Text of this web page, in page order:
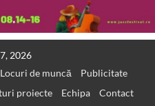
2026
Locuri de muncă
Publicitate
proiecte Echipa Contact